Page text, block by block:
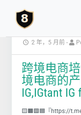
2 年，5 月前 -
跨境电商
境电商的
IG,IGtant
🟨🟧🟩🟦『https://